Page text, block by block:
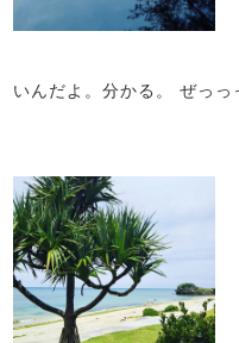
いんだよ。分かる。 ぜっ